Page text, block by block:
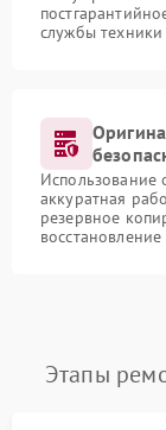
службы техники
аккуратная
резервное
Этапы